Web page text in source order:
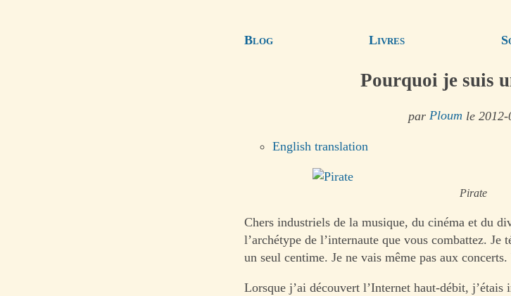
Blog Livres
Pourquoi je suis
par Ploum le
English translation
Pirate
Chers industriels de la musique, du cinéma et du
l’archétype de l’internaute que vous combattez. Je
un seul centime. Je ne vais même pas aux
Lorsque j’ai découvert l’Internet haut-débit,